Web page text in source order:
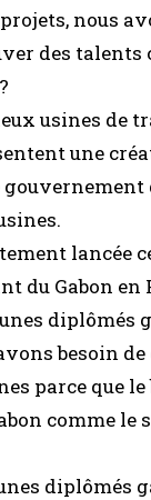
nous
des talents
usines de
une
lancée
du Gabon
diplômés
besoin
parce que
comme
diplômés